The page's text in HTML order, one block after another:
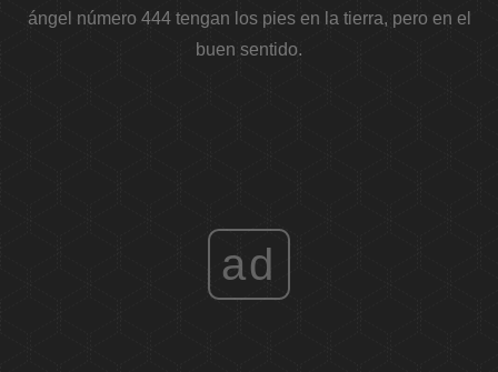
ángel número 444 tengan los pies en la tierra, pero en el
buen sentido.
ad